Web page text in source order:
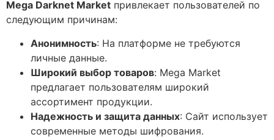
Mega Darknet Market привлекает пользователей по
следующим причинам:
Анонимность: На платформе не требуются
личные данные.
Широкий выбор товаров: Mega Market
предлагает пользователям широкий
ассортимент продукции.
Надежность и защита данных: Сайт использует
современные методы шифрования.